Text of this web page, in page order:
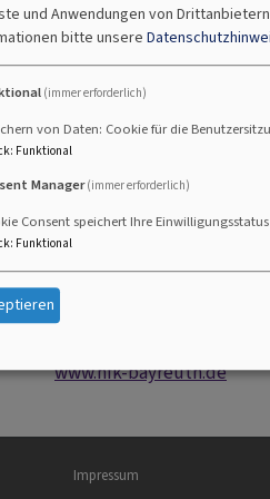
Wilhelminenstraße 9
95444 Bayreuth
Telefon: 0921 75934-0
Telefax: 0921 75934-36
www.hfk-bayreuth.de
Fußbereichsmenü
Impressum
und Anwendungen von
bitte unsere
(immer erforderlich)
von Daten: Cookie für die
: Funktional
Manager(immer erforderlich)
Consent speichert Ihre
: Funktional